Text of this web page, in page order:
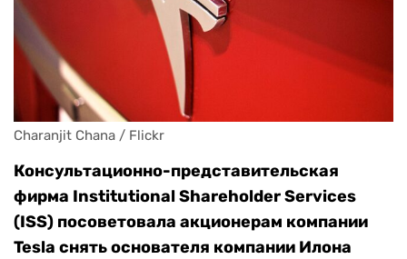
Charanjit Chana / Flickr
Консультационно-представительская
фирма Institutional Shareholder Services
(ISS) посоветовала акционерам компании
Tesla снять основателя компании Илона